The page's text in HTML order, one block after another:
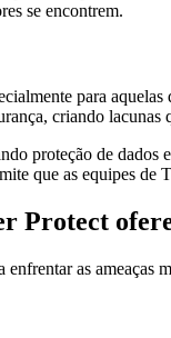
se encontrem.
para
criando lacunas
proteção de
que as equipes de
Protect
as